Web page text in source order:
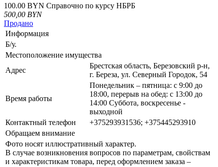
100.00 BYN Справочно по курсу НБРБ
500,00 BYN
Продано
Информация
Б/у.
Местоположение имущества
Адрес
Брестская область, Березовский р-н,
г. Береза, ул. Северный Городок, 54
Время работы
Понедельник – пятница: с 9:00 до
18:00, перерыв на обед: с 13:00 до
14:00 Суббота, воскресенье -
выходной
Контактный телефон
+375293931536; +375445293910
Обращаем внимание
Фото носят иллюстративный характер.
В случае возникновения вопросов по параметрам, свойствам
и характеристикам товара, перед оформлением заказа –